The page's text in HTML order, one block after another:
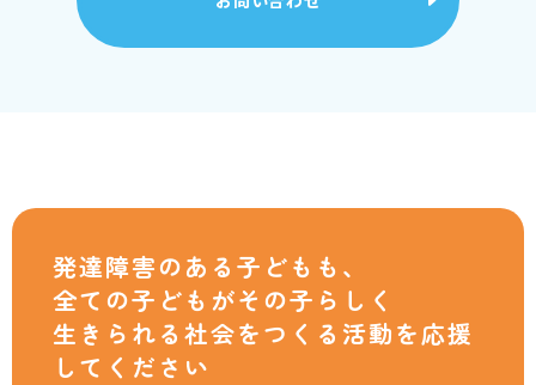
発達障害のある子どもも、
全ての子どもがその子らしく
生きられる社会をつくる活動を応援
してください